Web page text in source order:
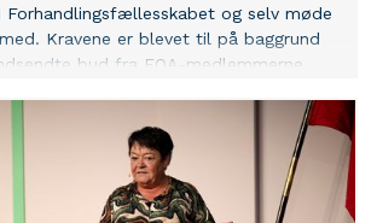
Forhandlingsfællesskabet og selv møde
Kravene er blevet til på baggrund
bud fra FOA-medlemmerne.